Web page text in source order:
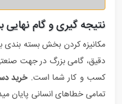
نتیجه گیری و گام نهایی
مکانیزه کردن بخش بسته بندی
دقیق، گامی بزرگ در جهت
کسب و کار شما است.خرید
تمامی خطاهای انسانی